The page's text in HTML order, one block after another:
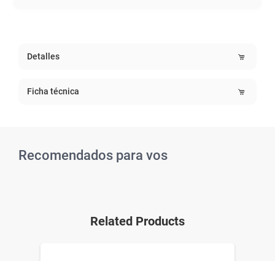
Detalles
Ficha técnica
Recomendados para vos
Related Products